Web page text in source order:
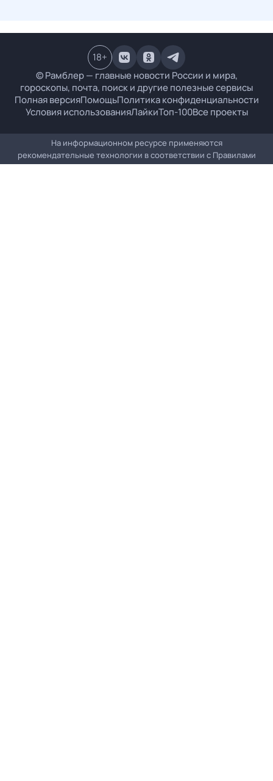
© Рамблер — главные новости России и мира,
гороскопы, почта, поиск и другие полезные сервисы
Полная версияПомощьПолитика конфиденциальности
Условия использованияЛайкиТоп-100Все проекты
18+
На информационном ресурсе применяются
рекомендательные технологии в соответствии с Правилами